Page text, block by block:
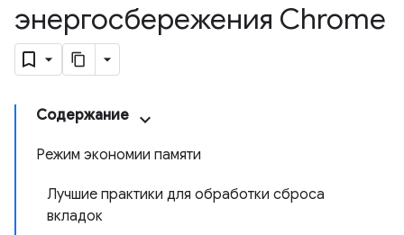
энергосбережения Chrome
Содержание
Режим экономии памяти
Лучшие практики для обработки сброса
вкладок